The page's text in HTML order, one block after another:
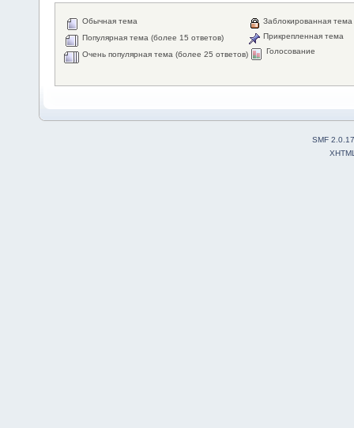
Обычная тема
Популярная тема (более 15 ответов)
Очень популярная тема (более 25 ответов)
Заблокированная тема
Прикрепленная тема
Голосование
SMF 2.0.17